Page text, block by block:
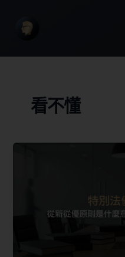
看不懂